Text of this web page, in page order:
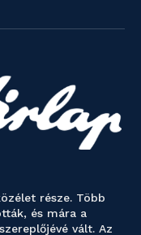
része. Több
és mára a
vált. Az